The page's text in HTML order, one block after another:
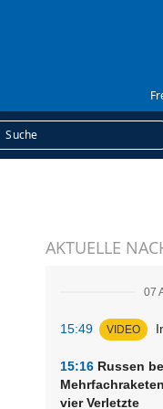
AKTUELLE
07
15:49 VIDEO
15:16 Russen
vier Verletzte